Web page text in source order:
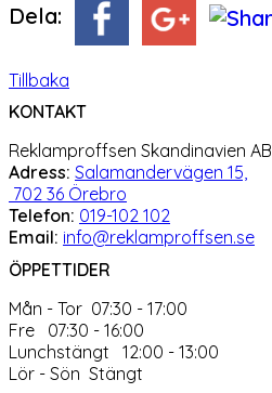
Dela:
Tillbaka
KONTAKT
Reklamproffsen Skandinavien AB
Adress: Salamandervägen 15,
702 36 Örebro
Telefon: 019-102 102
Email: info@reklamproffsen.se
ÖPPETTIDER
Mån - Tor 07:30 - 17:00
Fre 07:30 - 16:00
Lunchstängt 12:00 - 13:00
Lör - Sön Stängt